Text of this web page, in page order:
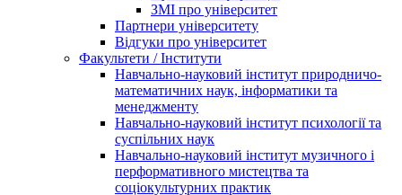
ЗМІ про університет
Партнери університету
Відгуки про університет
Факультети / Інститути
Навчально-науковий інститут природничо-
математичних наук, інформатики та
менеджменту
Навчально-науковий інститут психології та
суспільних наук
Навчально-науковий інститут музичного і
перформативного мистецтва та
соціокультурних практик